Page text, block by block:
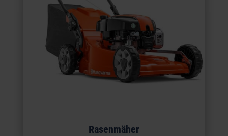
Rasenmäher